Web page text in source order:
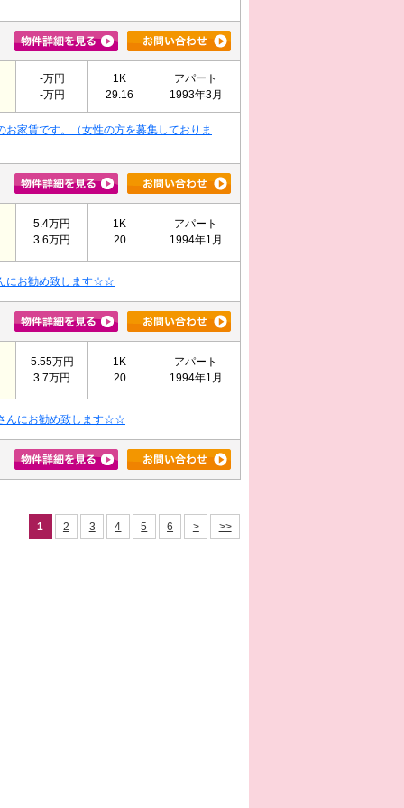
-万円
-万円
1K
29.16
アパート
1993年3月
家賃です。（女性の方を募集しておりま
5.4万円
3.6万円
1K
20
アパート
1994年1月
にお勧め致します☆☆
5.55万円
3.7万円
1K
20
アパート
1994年1月
んにお勧め致します☆☆
1 2 3 4 5 6 > >>